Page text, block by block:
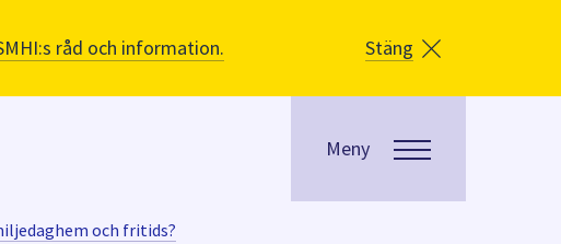
råd och information. Stäng
Meny
och fritids?